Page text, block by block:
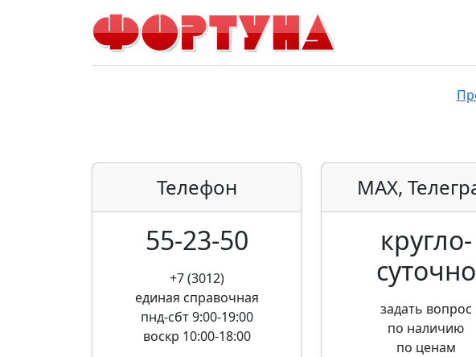
Телефон
55-23-50
+7 (3012)
единая справочная
пнд-сбт 9:00-19:00
воскр 10:00-18:00
MAX,
кругло­
суточно
задать вопрос
по наличию
по ценам